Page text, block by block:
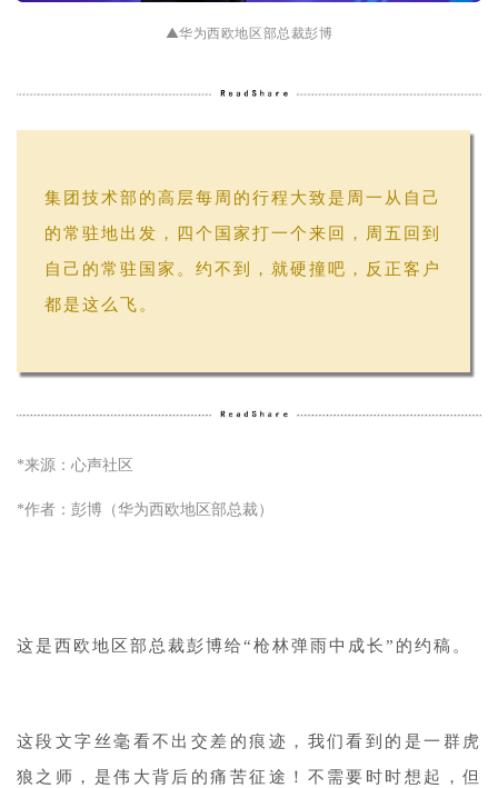
▲华为西欧地区部总裁彭博
集团技术部的高层每周的行程大致是周一从自己
的常驻地出发，四个国家打一个来回，周五回到
自己的常驻国家。约不到，就硬撞吧，反正客户
都是这么飞。
*来源：心声社区
*作者：彭博（华为西欧地区部总裁）
这是西欧地区部总裁彭博给“枪林弹雨中成长”的约稿。
这段文字丝毫看不出交差的痕迹，我们看到的是一群虎
狼之师，是伟大背后的痛苦征途！不需要时时想起，但